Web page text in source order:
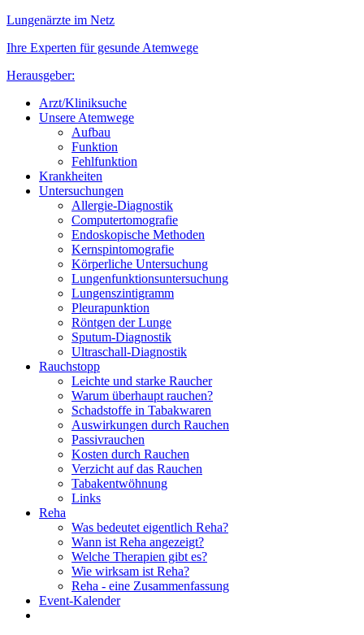
Lungenärzte im Netz
Ihre Experten für gesunde Atemwege
Herausgeber:
Arzt/Kliniksuche
Unsere Atemwege
Aufbau
Funktion
Fehlfunktion
Krankheiten
Untersuchungen
Allergie-Diagnostik
Computertomografie
Endoskopische Methoden
Kernspintomografie
Körperliche Untersuchung
Lungenfunktionsuntersuchung
Lungenszintigramm
Pleurapunktion
Röntgen der Lunge
Sputum-Diagnostik
Ultraschall-Diagnostik
Rauchstopp
Leichte und starke Raucher
Warum überhaupt rauchen?
Schadstoffe in Tabakwaren
Auswirkungen durch Rauchen
Passivrauchen
Kosten durch Rauchen
Verzicht auf das Rauchen
Tabakentwöhnung
Links
Reha
Was bedeutet eigentlich Reha?
Wann ist Reha angezeigt?
Welche Therapien gibt es?
Wie wirksam ist Reha?
Reha - eine Zusammenfassung
Event-Kalender